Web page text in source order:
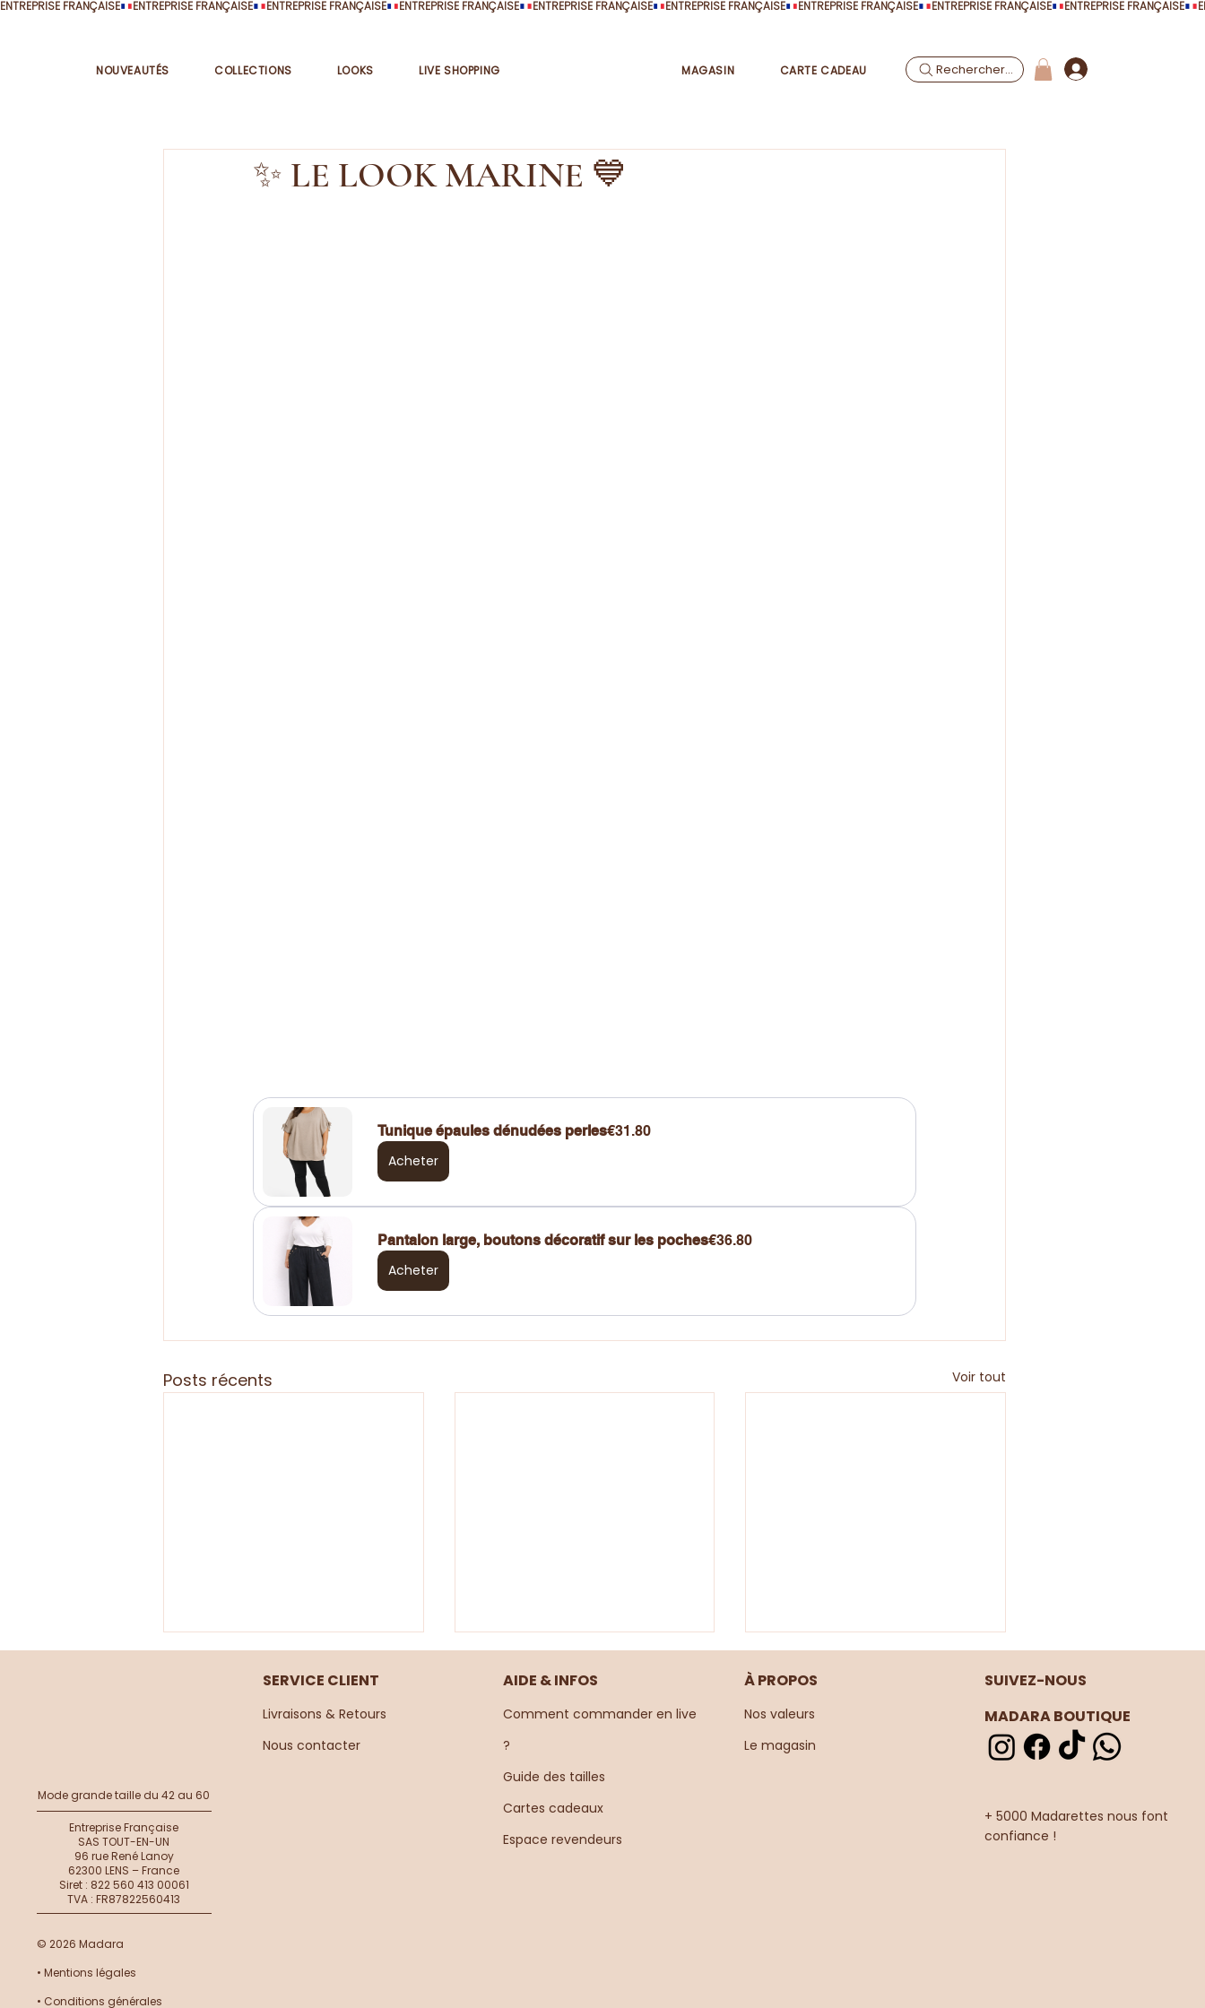
ENTREPRISE FRANÇAISE
NOUVEAUTÉS COLLECTIONS LOOKS LIVE SHOPPING MAGASIN CARTE CADEAU Rechercher...
✨ LE LOOK MARINE 💙
Tunique épaules dénudées perles€31.80
Acheter
Pantalon large, boutons décoratif sur les poches€36.80
Acheter
Posts récents Voir tout
✨ LE LOOK ROBE BRODERIE
✨ LE LOOK COMBI 💚
Mode grande taille du 42 au 60
Entreprise Française
SAS TOUT-EN-UN
96 rue René Lanoy
62300 LENS – France
Siret : 822 560 413 00061
TVA : FR87822560413
© 2026 Madara
• Mentions légales
• Conditions générales
SERVICE CLIENT
Livraisons & Retours
Nous contacter​
AIDE & INFOS
Comment commander en live
?
Guide des tailles
Cartes cadeaux
Espace revendeurs
À PROPOS
Nos valeurs
Le magasin
SUIVEZ-NOUS
MADARA BOUTIQUE
+ 5000 Madarettes nous font
confiance !